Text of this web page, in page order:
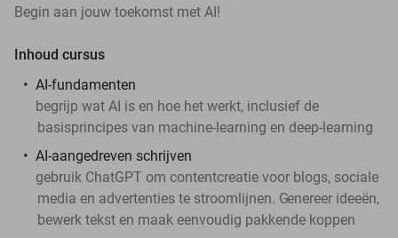
Begin aan jouw toekomst met AI!
Inhoud cursus
AI-fundamenten
begrijp wat AI is en hoe het werkt, inclusief de
basisprincipes van machine-learning en deep-learning
AI-aangedreven schrijven
gebruik ChatGPT om contentcreatie voor blogs, sociale
media en advertenties te stroomlijnen. Genereer ideeën,
bewerk tekst en maak eenvoudig pakkende koppen